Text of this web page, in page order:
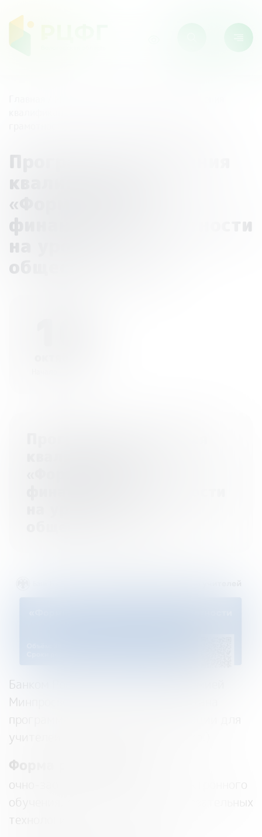
Программа повышения
квалификации
«Формирование
финансовой грамотности
на уроках
обществознания»
Банком России совместно с Академией
Минпросвещения России разработана
программа повышения квалификации для
учителей Обществознания (6-11кл.)
Форма реализации:
очно-заочная с применением электронного
обучения, дистанционных образовательных
технологий